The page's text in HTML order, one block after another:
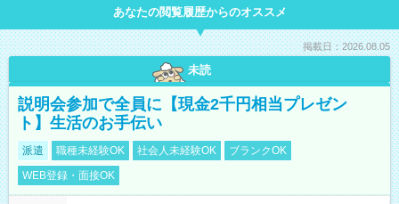
あなたの閲覧履歴からのオススメ
掲載日：2026.08.05
未読
説明会参加で全員に【現金2千円相当プレゼン
ト】生活のお手伝い
派遣 職種未経験OK 社会人未経験OK
ブランクOK
WEB登録・面接OK